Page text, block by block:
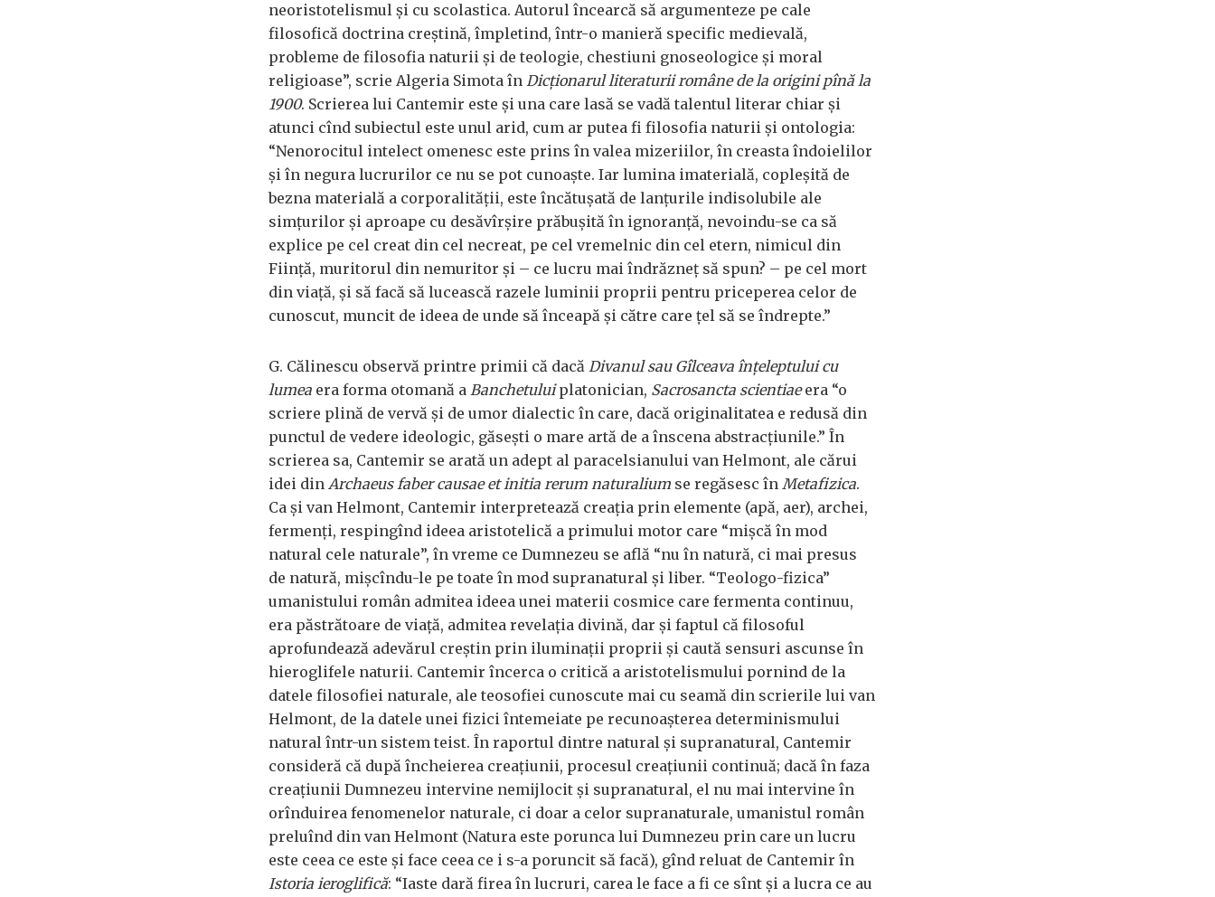
neoristotelismul și cu scolastica. Autorul încearcă să argumenteze pe cale
filosofică doctrina creștină, împletind, într-o manieră specific medievală,
probleme de filosofia naturii și de teologie, chestiuni gnoseologice și moral
religioase”, scrie Algeria Simota în Dicționarul literaturii române de la origini pînă la
1900. Scrierea lui Cantemir este și una care lasă se vadă talentul literar chiar și
atunci cînd subiectul este unul arid, cum ar putea fi filosofia naturii și ontologia:
“Nenorocitul intelect omenesc este prins în valea mizeriilor, în creasta îndoielilor
și în negura lucrurilor ce nu se pot cunoaște. Iar lumina imaterială, copleșită de
bezna materială a corporalității, este încătușată de lanțurile indisolubile ale
simțurilor și aproape cu desăvîrșire prăbușită în ignoranță, nevoindu-se ca să
explice pe cel creat din cel necreat, pe cel vremelnic din cel etern, nimicul din
Ființă, muritorul din nemuritor și – ce lucru mai îndrăzneț să spun? – pe cel mort
din viață, și să facă să lucească razele luminii proprii pentru priceperea celor de
cunoscut, muncit de ideea de unde să înceapă și către care țel să se îndrepte.”
G. Călinescu observă printre primii că dacă Divanul sau Gîlceava înțeleptului cu
lumea era forma otomană a Banchetuluiplatonician, Sacrosancta scientiaeera “o
scriere plină de vervă și de umor dialectic în care, dacă originalitatea e redusă din
punctul de vedere ideologic, găsești o mare artă de a înscena abstracțiunile.” În
scrierea sa, Cantemir se arată un adept al paracelsianului van Helmont, ale cărui
idei din Archaeus faber causae et initia rerum naturalium se regăsesc în Metafizica.
Ca și van Helmont, Cantemir interpretează creația prin elemente (apă, aer), archei,
fermenți, respingînd ideea aristotelică a primului motor care “mișcă în mod
natural cele naturale”, în vreme ce Dumnezeu se află “nu în natură, ci mai presus
de natură, mișcîndu-le pe toate în mod supranatural și liber. “Teologo-fizica”
umanistului român admitea ideea unei materii cosmice care fermenta continuu,
era păstrătoare de viață, admitea revelația divină, dar și faptul că filosoful
aprofundează adevărul creștin prin iluminații proprii și caută sensuri ascunse în
hieroglifele naturii. Cantemir încerca o critică a aristotelismului pornind de la
datele filosofiei naturale, ale teosofiei cunoscute mai cu seamă din scrierile lui van
Helmont, de la datele unei fizici întemeiate pe recunoașterea determinismului
natural într-un sistem teist. În raportul dintre natural și supranatural, Cantemir
consideră că după încheierea creațiunii, procesul creațiunii continuă; dacă în faza
creațiunii Dumnezeu intervine nemijlocit și supranatural, el nu mai intervine în
orînduirea fenomenelor naturale, ci doar a celor supranaturale, umanistul român
preluînd din van Helmont (Natura este porunca lui Dumnezeu prin care un lucru
este ceea ce este și face ceea ce i s-a poruncit să facă), gînd reluat de Cantemir în
Istoria ieroglifică: “Iaste dară firea în lucruri, carea le face a fi ce sînt și a lucra ce au